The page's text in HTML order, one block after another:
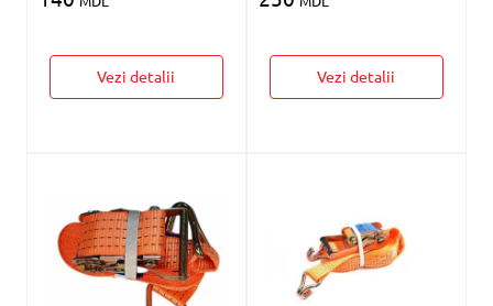
Vezi detalii Vezi detalii